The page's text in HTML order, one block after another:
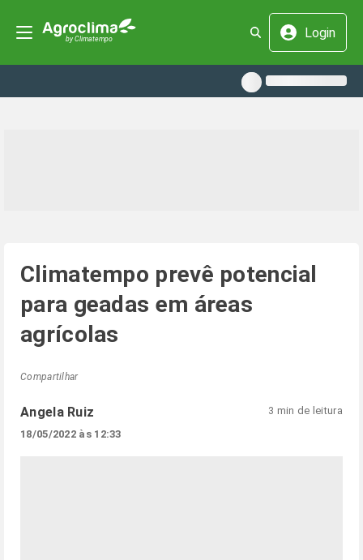
Login
Climatempo prevê potencial
para geadas em áreas
agrícolas
Compartilhar
Angela Ruiz
18/05/2022 às 12:33
3 min de leitura